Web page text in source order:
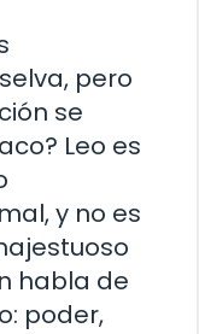
pero
se
Leo es
y no es
habla de
poder,